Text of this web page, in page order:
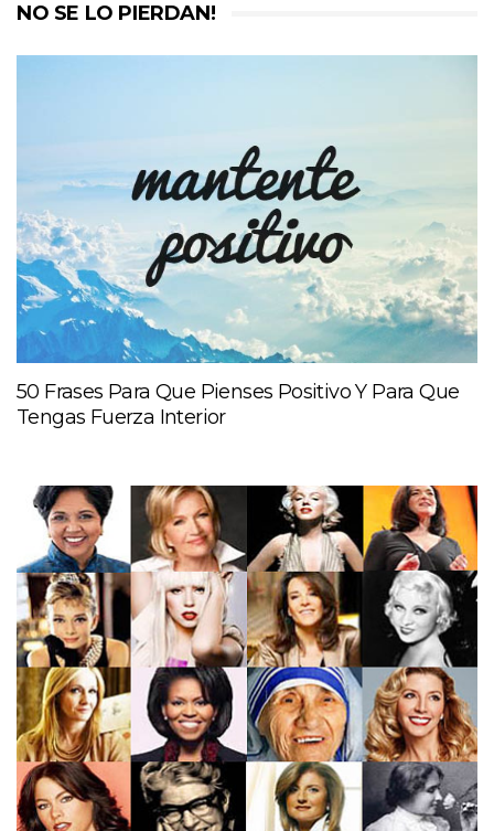
NO SE LO PIERDAN!
50 Frases Para Que Pienses Positivo Y Para Que
Tengas Fuerza Interior